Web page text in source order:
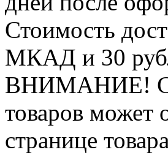
Стоимость
МКАД и 30
ВНИМАНИЕ!
товаров может
странице